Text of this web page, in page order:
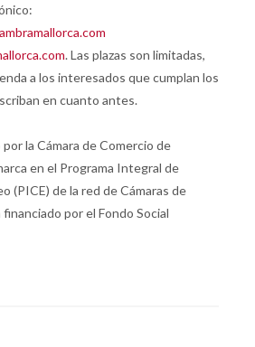
. Las plazas son limitadas,
a los interesados que cumplan los
en cuanto antes.
la Cámara de Comercio de
en el Programa Integral de
(PICE) de la red de Cámaras de
por el Fondo Social